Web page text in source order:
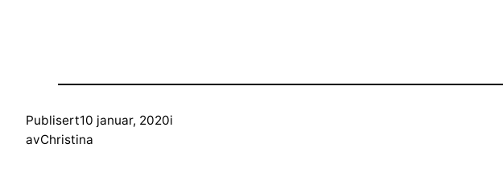
Publisert10 januar, 2020i
avChristina